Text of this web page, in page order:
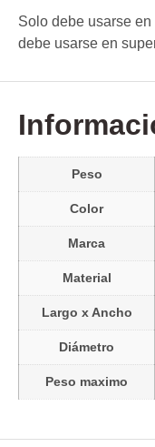
Solo debe usarse
debe usarse en
Peso
Color
Marca
Material
Largo x Ancho
Diámetro
Peso maximo